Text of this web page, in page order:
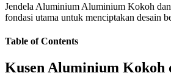
Jendela Aluminium Aluminium Kokoh
fondasi utama untuk menciptakan desain
Table of Contents
Kusen Aluminium Kokoh